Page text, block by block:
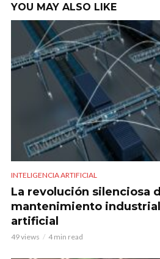
YOU MAY ALSO LIKE
INTELIGENCIA ARTIFICIAL
La revolución silenciosa
mantenimiento
artificial
49 views 4 min read